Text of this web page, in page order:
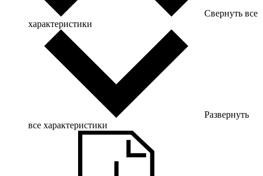
Свернуть все
характеристики
Развернуть
все характеристики